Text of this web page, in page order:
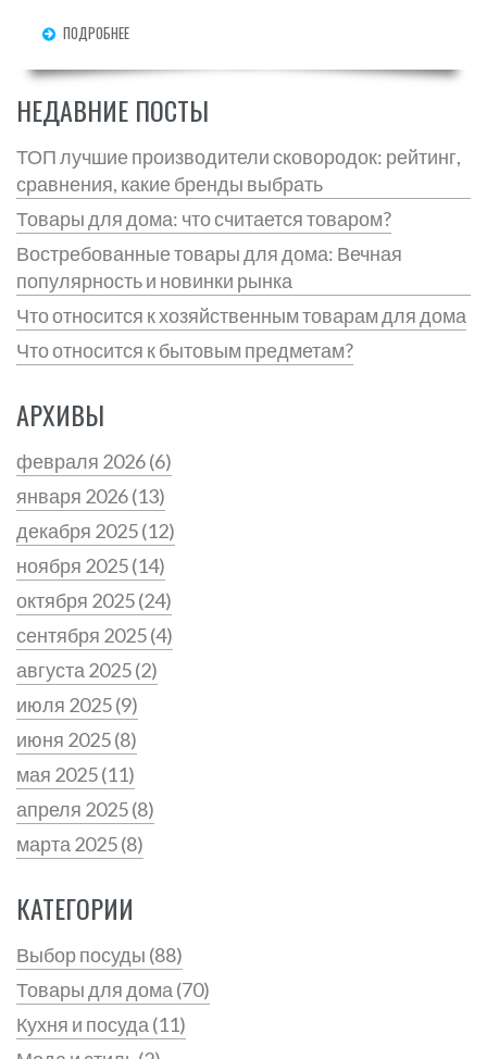
ПОДРОБНЕЕ
НЕДАВНИЕ ПОСТЫ
ТОП лучшие производители сковородок: рейтинг,
сравнения, какие бренды выбрать
Товары для дома: что считается товаром?
Востребованные товары для дома: Вечная
популярность и новинки рынка
Что относится к хозяйственным товарам для дома
Что относится к бытовым предметам?
АРХИВЫ
февраля 2026(6)
января 2026(13)
декабря 2025(12)
ноября 2025(14)
октября 2025(24)
сентября 2025(4)
августа 2025(2)
июля 2025(9)
июня 2025(8)
мая 2025(11)
апреля 2025(8)
марта 2025(8)
КАТЕГОРИИ
Выбор посуды (88)
Товары для дома (70)
Кухня и посуда (11)